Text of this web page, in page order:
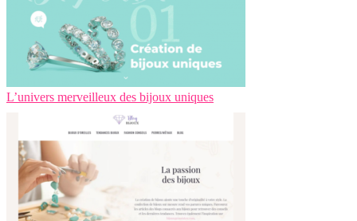
L’univers merveilleux des bijoux uniques